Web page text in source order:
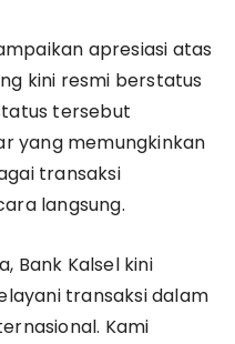
apresiasi atas
kini resmi berstatus
tersebut
yang memungkinkan
transaksi
langsung.
Bank Kalsel kini
transaksi dalam
Kami